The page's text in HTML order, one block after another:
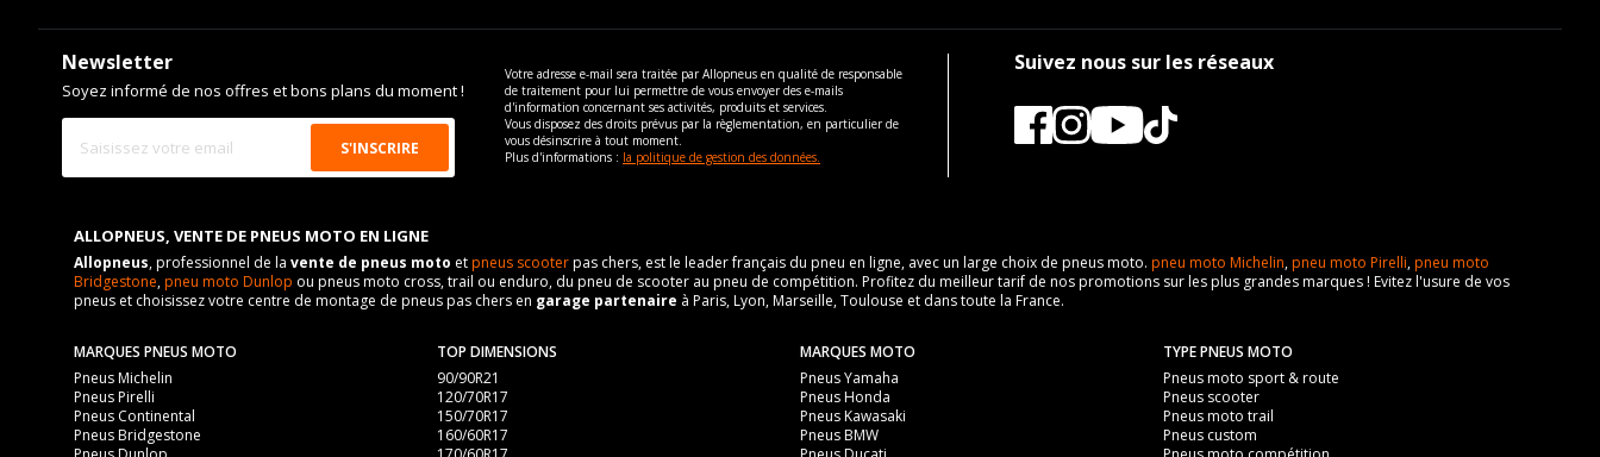
Newsletter
Soyez informé de nos offres et bons plans du moment !
Votre adresse e-mail sera traitée par Allopneus en qualité de responsable
de traitement pour lui permettre de vous envoyer des e-mails
d'information concernant ses activités, produits et services.
Vous disposez des droits prévus par la règlementation, en particulier de
vous désinscrire à tout moment.
Plus d'informations : la politique de gestion des données.
Suivez nous sur les réseaux
ALLOPNEUS, VENTE DE PNEUS MOTO EN LIGNE
Allopneus, professionnel de la vente de pneus moto etpneus scooterpas chers, est le leader français du pneu en ligne, avec un large choix de pneus moto. pneu moto Michelin,pneu moto Pirelli,pneu moto
Bridgestone,pneu moto Dunlop ou pneus moto cross, trail ou enduro, du pneu de scooter au pneu de compétition. Profitez du meilleur tarif de nos promotions sur les plus grandes marques ! Evitez l'usure de vos
pneus et choisissez votre centre de montage de pneus pas chers en garage partenaire à Paris, Lyon, Marseille, Toulouse et dans toute la France.
MARQUES PNEUS MOTO
Pneus Michelin
Pneus Pirelli
Pneus Continental
Pneus Bridgestone
TOP DIMENSIONS
90/90R21
120/70R17
150/70R17
160/60R17
MARQUES MOTO
Pneus Yamaha
Pneus Honda
Pneus Kawasaki
Pneus BMW
TYPE PNEUS MOTO
Pneus moto sport & route
Pneus scooter
Pneus moto trail
Pneus custom